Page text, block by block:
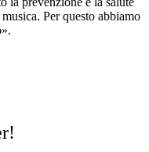
Per questo abbiamo